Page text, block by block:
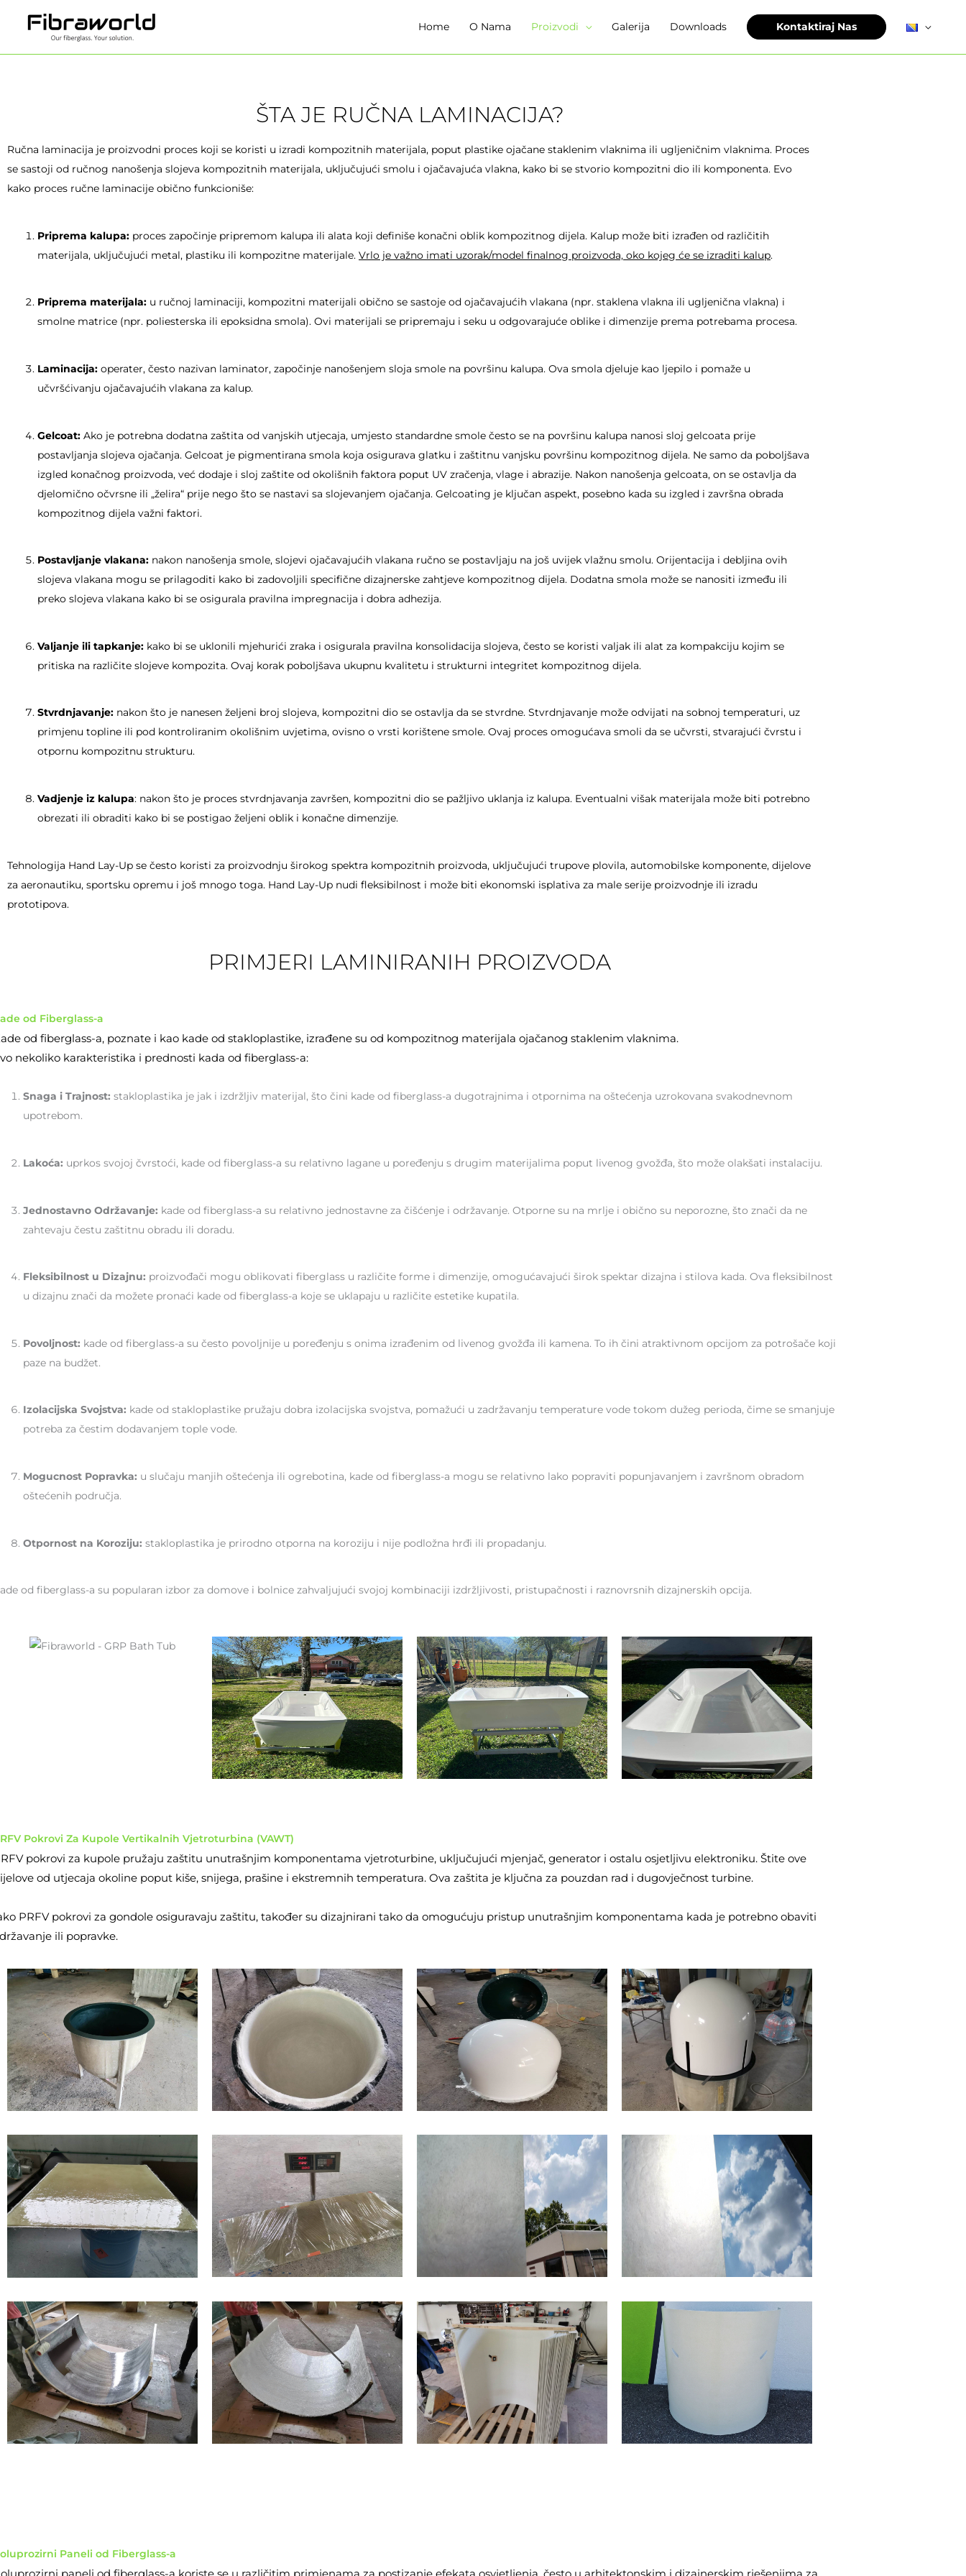
Home O Nama Proizvodi Galerija Downloads Kontaktiraj Nas
ŠTA JE RUČNA LAMINACIJA?
Ručna laminacija je proizvodni proces koji se koristi u izradi kompozitnih materijala, poput plastike ojačane staklenim vlaknima ili ugljeničnim vlaknima. Proces
se sastoji od ručnog nanošenja slojeva kompozitnih materijala, uključujući smolu i ojačavajuća vlakna, kako bi se stvorio kompozitni dio ili komponenta. Evo
kako proces ručne laminacije obično funkcioniše:
Priprema kalupa: proces započinje pripremom kalupa ili alata koji definiše konačni oblik kompozitnog dijela. Kalup može biti izrađen od različitih
materijala, uključujući metal, plastiku ili kompozitne materijale. Vrlo je važno imati uzorak/model finalnog proizvoda, oko kojeg će se izraditi kalup.
Priprema materijala: u ručnoj laminaciji, kompozitni materijali obično se sastoje od ojačavajućih vlakana (npr. staklena vlakna ili ugljenična vlakna) i
smolne matrice (npr. poliesterska ili epoksidna smola). Ovi materijali se pripremaju i seku u odgovarajuće oblike i dimenzije prema potrebama procesa.
Laminacija: operater, često nazivan laminator, započinje nanošenjem sloja smole na površinu kalupa. Ova smola djeluje kao ljepilo i pomaže u
učvršćivanju ojačavajućih vlakana za kalup.
Gelcoat: Ako je potrebna dodatna zaštita od vanjskih utjecaja, umjesto standardne smole često se na površinu kalupa nanosi sloj gelcoata prije
postavljanja slojeva ojačanja. Gelcoat je pigmentirana smola koja osigurava glatku i zaštitnu vanjsku površinu kompozitnog dijela. Ne samo da poboljšava
izgled konačnog proizvoda, već dodaje i sloj zaštite od okolišnih faktora poput UV zračenja, vlage i abrazije. Nakon nanošenja gelcoata, on se ostavlja da
djelomično očvrsne ili „želira“ prije nego što se nastavi sa slojevanjem ojačanja. Gelcoating je ključan aspekt, posebno kada su izgled i završna obrada
kompozitnog dijela važni faktori.
Postavljanje vlakana: nakon nanošenja smole, slojevi ojačavajućih vlakana ručno se postavljaju na još uvijek vlažnu smolu. Orijentacija i debljina ovih
slojeva vlakana mogu se prilagoditi kako bi zadovoljili specifične dizajnerske zahtjeve kompozitnog dijela. Dodatna smola može se nanositi između ili
preko slojeva vlakana kako bi se osigurala pravilna impregnacija i dobra adhezija.
Valjanje ili tapkanje: kako bi se uklonili mjehurići zraka i osigurala pravilna konsolidacija slojeva, često se koristi valjak ili alat za kompakciju kojim se
pritiska na različite slojeve kompozita. Ovaj korak poboljšava ukupnu kvalitetu i strukturni integritet kompozitnog dijela.
Stvrdnjavanje: nakon što je nanesen željeni broj slojeva, kompozitni dio se ostavlja da se stvrdne. Stvrdnjavanje može odvijati na sobnoj temperaturi, uz
primjenu topline ili pod kontroliranim okolišnim uvjetima, ovisno o vrsti korištene smole. Ovaj proces omogućava smoli da se učvrsti, stvarajući čvrstu i
otpornu kompozitnu strukturu.
Vadjenje iz kalupa: nakon što je proces stvrdnjavanja završen, kompozitni dio se pažljivo uklanja iz kalupa. Eventualni višak materijala može biti potrebno
obrezati ili obraditi kako bi se postigao željeni oblik i konačne dimenzije.
Tehnologija Hand Lay-Up se često koristi za proizvodnju širokog spektra kompozitnih proizvoda, uključujući trupove plovila, automobilske komponente, dijelove
za aeronautiku, sportsku opremu i još mnogo toga. Hand Lay-Up nudi fleksibilnost i može biti ekonomski isplativa za male serije proizvodnje ili izradu
prototipova.
PRIMJERI LAMINIRANIH PROIZVODA
od Fiberglass-a
od fiberglass-a, poznate i kao kade od stakloplastike, izrađene su od kompozitnog materijala ojačanog staklenim vlaknima.
nekoliko karakteristika i prednosti kada od fiberglass-a:
Snaga i Trajnost: stakloplastika je jak i izdržljiv materijal, što čini kade od fiberglass-a dugotrajnima i otpornima na oštećenja uzrokovana svakodnevnom
upotrebom.
Lakoća: uprkos svojoj čvrstoći, kade od fiberglass-a su relativno lagane u poređenju s drugim materijalima poput livenog gvožđa, što može olakšati instalaciju.
Jednostavno Održavanje: kade od fiberglass-a su relativno jednostavne za čišćenje i održavanje. Otporne su na mrlje i obično su neporozne, što znači da ne
zahtevaju čestu zaštitnu obradu ili doradu.
Fleksibilnost u Dizajnu: proizvođači mogu oblikovati fiberglass u različite forme i dimenzije, omogućavajući širok spektar dizajna i stilova kada. Ova fleksibilnost
u dizajnu znači da možete pronaći kade od fiberglass-a koje se uklapaju u različite estetike kupatila.
Povoljnost: kade od fiberglass-a su često povoljnije u poređenju s onima izrađenim od livenog gvožđa ili kamena. To ih čini atraktivnom opcijom za potrošače koji
paze na budžet.
Izolacijska Svojstva: kade od stakloplastike pružaju dobra izolacijska svojstva, pomažući u zadržavanju temperature vode tokom dužeg perioda, čime se smanjuje
potreba za čestim dodavanjem tople vode.
Mogucnost Popravka: u slučaju manjih oštećenja ili ogrebotina, kade od fiberglass-a mogu se relativno lako popraviti popunjavanjem i završnom obradom
oštećenih područja.
Otpornost na Koroziju: stakloplastika je prirodno otporna na koroziju i nije podložna hrđi ili propadanju.
od fiberglass-a su popularan izbor za domove i bolnice zahvaljujući svojoj kombinaciji izdržljivosti, pristupačnosti i raznovrsnih dizajnerskih opcija.
Pokrovi Za Kupole Vertikalnih Vjetroturbina (VAWT)
pokrovi za kupole pružaju zaštitu unutrašnjim komponentama vjetroturbine, uključujući mjenjač, generator i ostalu osjetljivu elektroniku. Štite ove
od utjecaja okoline poput kiše, snijega, prašine i ekstremnih temperatura. Ova zaštita je ključna za pouzdan rad i dugovječnost turbine.
PRFV pokrovi za gondole osiguravaju zaštitu, također su dizajnirani tako da omogućuju pristup unutrašnjim komponentama kada je potrebno obaviti
ili popravke.
Paneli od Fiberglass-a
paneli od fiberglass-a koriste se u različitim primjenama za postizanje efekata osvjetljenja, često u arhitektonskim i dizajnerskim rješenjima za